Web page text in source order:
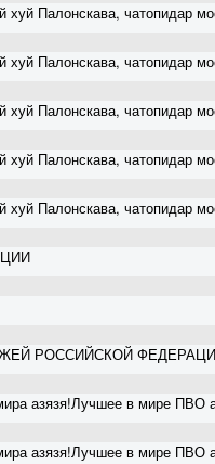
хуй Палонскава, чатопидар
хуй Палонскава, чатопидар
хуй Палонскава, чатопидар
хуй Палонскава, чатопидар
хуй Палонскава, чатопидар
РОССИЙСКОЙ
азязя!Лучшее в мире ПВО
азязя!Лучшее в мире ПВО